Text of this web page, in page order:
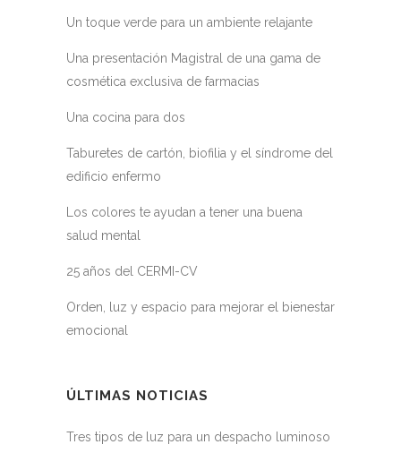
Un toque verde para un ambiente relajante
Una presentación Magistral de una gama de
cosmética exclusiva de farmacias
Una cocina para dos
Taburetes de cartón, biofilia y el síndrome del
edificio enfermo
Los colores te ayudan a tener una buena
salud mental
25 años del CERMI-CV
Orden, luz y espacio para mejorar el bienestar
emocional
ÚLTIMAS NOTICIAS
Tres tipos de luz para un despacho luminoso